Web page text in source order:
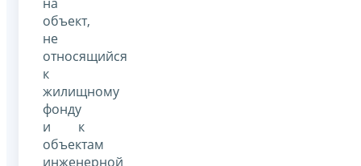
объект,
не
относящийся
к
жилищному
фонду
и к
объектам
инженерной